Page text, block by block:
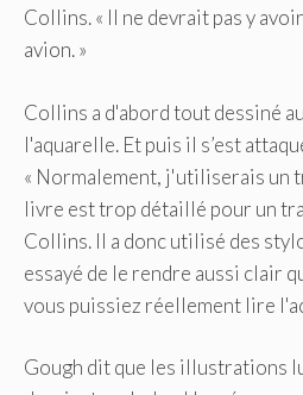
Collins. « Il ne devrait pas y
avion. »
Collins a d'abord tout dessiné
l'aquarelle. Et puis il s’est
« Normalement, j'utiliserais un
livre est trop détaillé pour un
Collins. Il a donc utilisé des
essayé de le rendre aussi clair
vous puissiez réellement lire
Gough dit que les illustrations